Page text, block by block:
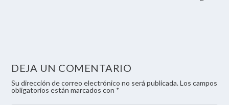
DEJA UN COMENTARIO
Su dirección de correo electrónico no será publicada. Los campos
obligatorios están marcados con *